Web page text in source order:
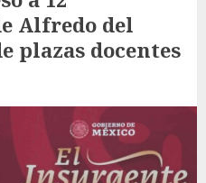
Alfredo del
plazas docentes